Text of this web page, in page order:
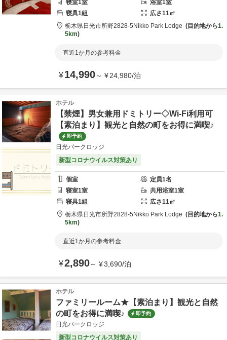
寝室1室 浴室1室
寝具1組 広さ11㎡
栃木県日光市所野2828-5 Nikko Park Lodge 目的地から1.
5km
直近1か月の参考料金
¥14,990～ ¥24,980/泊
ホテル
【禁煙】男女兼用ドミトリー◇Wi-Fi利用可
【素泊まり】観光と自然の町をお得に満喫♪
即予約
日光パークロッジ
新型コロナウイルス対策あり
個室 定員1名
寝室1室 共用浴室1室
寝具1組 広さ11㎡
栃木県日光市所野2828-5 Nikko Park Lodge 目的地から1.
5km
直近1か月の参考料金
¥2,890～ ¥3,690/泊
ホテル
ファミリールーム★【素泊まり】観光と自然
の町をお得に満喫♪
即予約
日光パークロッジ
新型コロナウイルス対策あり